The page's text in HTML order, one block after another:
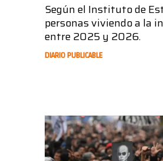
Según el Instituto de
personas viviendo a la
entre 2025 y 2026.
DIARIO PUBLICABLE